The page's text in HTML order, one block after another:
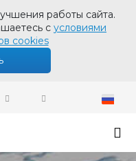
работы сайта.
с условиями
cookies
в